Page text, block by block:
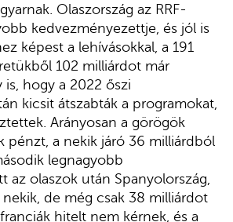
Olaszország az RRF-
kedvezményezettje, és jól is
képest a lehívásokkal, a 191
102 milliárdot már
hogy a 2022 őszi
kicsit átszabták a programokat,
Arányosan a görögök
pénzt, a nekik járó 36 milliárdból
legnagyobb
az olaszok után Spanyolország,
nekik, de még csak 38 milliárdot
hitelt nem kérnek, és a